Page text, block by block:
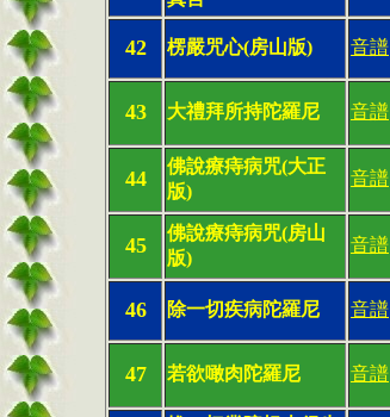
42 楞嚴咒心(房山版) 音譜
43 大禮拜所持陀羅尼 音譜
44
佛說療痔病咒(大正
版)
音譜
45
佛說療痔病咒(房山
版)
音譜
46 除一切疾病陀羅尼 音譜
47 若欲噉肉陀羅尼 音譜